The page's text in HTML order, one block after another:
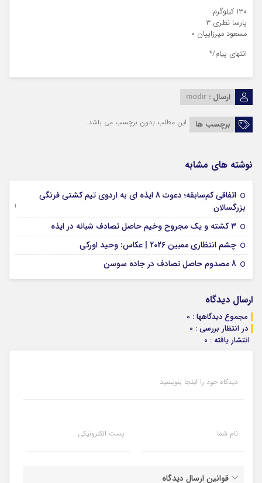
۱۳۰ کیلوگرم:
پارسا نظری ۳
مسعود میرزاییان ۰
انتهای پیام/*
ارسال : modir
برچسب ها این مطلب بدون برچسب می باشد.
نوشته های مشابه
اتفاقی کم‌سابقه؛ دعوت 8 ایذه ای به اردوی تیم کشتی فرنگی
بزرگسالان
09 جولای 2026
۳ کشته و یک مجروح وخیم حاصل تصادف شبانه در ایذه
چشم انتظاری ممبین 2026 | عکاس: وحید اورکی
8 مصدوم حاصل تصادف در جاده سوسن
ارسال دیدگاه
مجموع دیدگاهها : 0
در انتظار بررسی : 0
انتشار یافته : 0
دیدگاه خود را اینجا بنویسید
نام شما پست الکترونیکی
قوانین ارسال دیدگاه